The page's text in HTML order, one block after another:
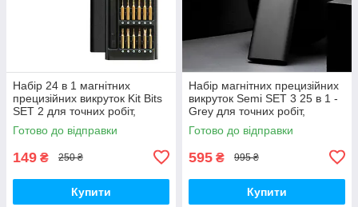
Набір 24 в 1 магнітних
прецизійних викруток Kit Bits
SET 2 для точних робіт,
дрібного ремонту в кейсі
Готово до відправки
149 ₴ 250 ₴
Купити
Набір магнітних прецизійних
викруток Semi SET 3 25 в 1 -
Grey для точних робіт,
дрібного ремонту в кейсі
Готово до відправки
595 ₴ 995 ₴
Купити